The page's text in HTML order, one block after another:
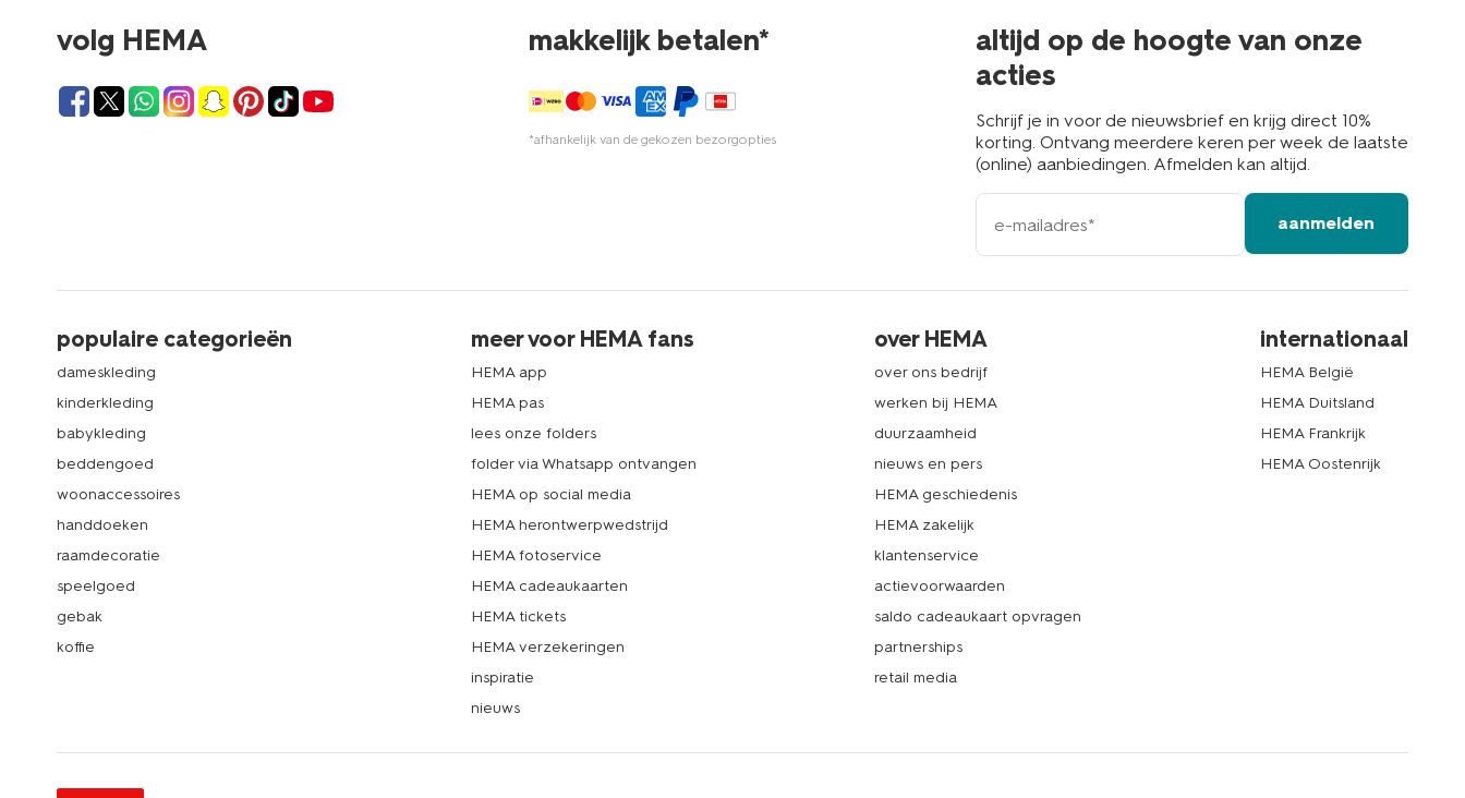
volg HEMA makkelijk betalen*
*afhankelijk van de gekozen bezorgopties
altijd op de hoogte van onze
acties
Schrijf je in voor de nieuwsbrief en krijg direct 10%
korting. Ontvang meerdere keren per week de laatste
(online) aanbiedingen. Afmelden kan altijd.
e-
mailadres
aanmelden
populaire categorieën
dameskleding
kinderkleding
babykleding
beddengoed
woonaccessoires
handdoeken
raamdecoratie
speelgoed
gebak
koffie
meer voor HEMA fans
HEMA app
HEMA pas
lees onze folders
folder via Whatsapp ontvangen
HEMA op social media
HEMA herontwerpwedstrijd
HEMA fotoservice
HEMA cadeaukaarten
HEMA tickets
HEMA verzekeringen
inspiratie
nieuws
over HEMA
over ons bedrijf
werken bij HEMA
duurzaamheid
nieuws en pers
HEMA geschiedenis
HEMA zakelijk
klantenservice
actievoorwaarden
saldo cadeaukaart opvragen
partnerships
retail media
internationaal
HEMA België
HEMA Duitsland
HEMA Frankrijk
HEMA Oostenrijk